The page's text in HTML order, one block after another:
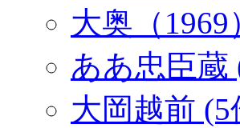
大奥（1969
ああ忠臣蔵
大岡越前 (5